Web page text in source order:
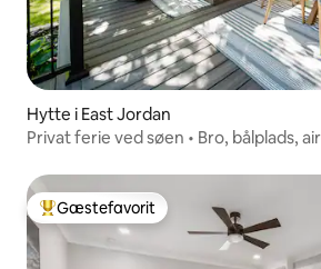
Hytte i East Jordan
Privat ferie ved søen • Bro, bålplads,
Bedste gæstefavorit
Gæstefavorit